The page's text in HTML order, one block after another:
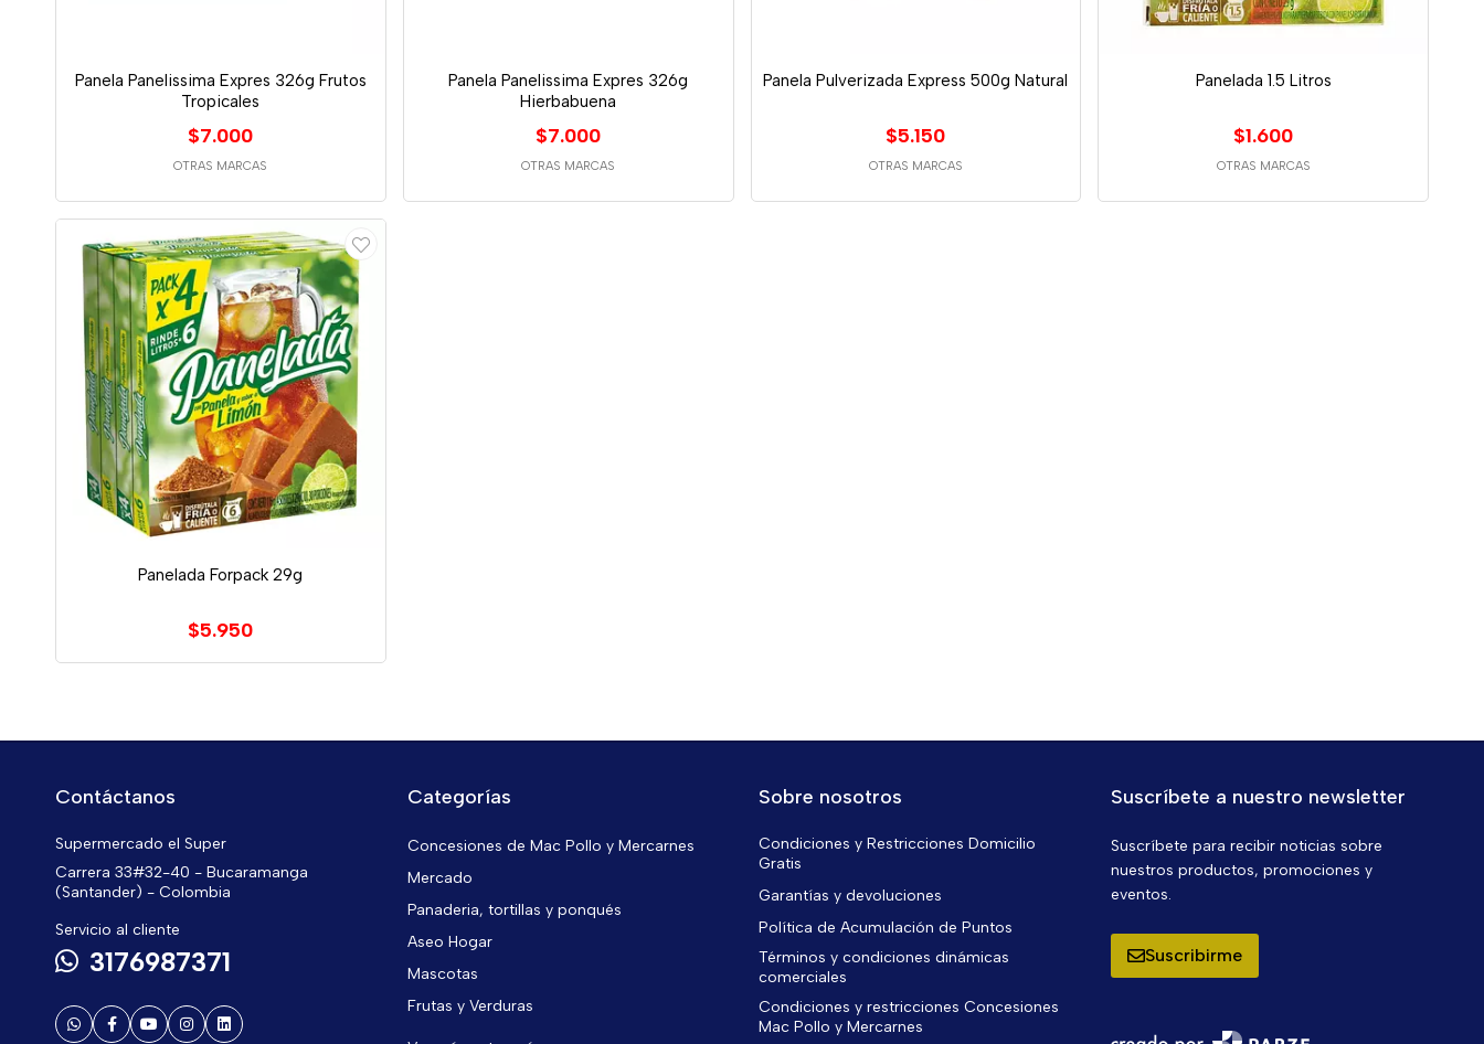
Panela Panelissima Expres 326g Frutos
Tropicales
$7.000
OTRAS MARCAS
Panela Panelissima Expres 326g
Hierbabuena
$7.000
OTRAS MARCAS
Panela Pulverizada Express 500g Natural
$5.150
OTRAS MARCAS
Panelada 1.5 Litros
$1.600
OTRAS MARCAS
Panelada Forpack 29g
$5.950
Contáctanos
Supermercado el Super
Carrera 33#32-40 - Bucaramanga
(Santander) - Colombia
Servicio al cliente
3176987371
Categorías
Concesiones de Mac Pollo y Mercarnes
Mercado
Panaderia, tortillas y ponqués
Aseo Hogar
Mascotas
Frutas y Verduras
Sobre nosotros
Condiciones y Restricciones Domicilio
Gratis
Garantías y devoluciones
Política de Acumulación de Puntos
Términos y condiciones dinámicas
comerciales
Condiciones y restricciones Concesiones
Mac Pollo y Mercarnes
Suscríbete a nuestro newsletter
Suscríbete para recibir noticias sobre
nuestros productos, promociones y
eventos.
Suscribirme